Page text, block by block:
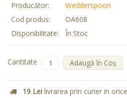
Producător:
Wedderspoon
Cod produs:
OA608
Disponibilitate:
În Stoc
Cantitate Adaugă în Coş
19 Lei livrarea prin curier in